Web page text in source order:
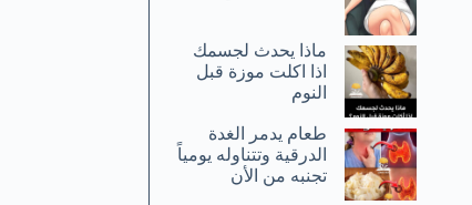
ماذا يحدث لجسمك
اذا اكلت موزة قبل
النوم
طعام يدمر الغدة
الدرقية وتتناوله يومياً
تجنبه من الأن